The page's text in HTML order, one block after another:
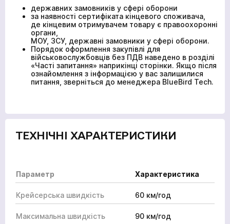
державних замовників у сфері оборони
за наявності сертифіката кінцевого споживача,
де кінцевим отримувачем товару є правоохоронні
органи,
МОУ, ЗСУ, державні замовники у сфері оборони.
Порядок оформлення закупівлі для
військовослужбовців без ПДВ наведено в розділі
«Часті запитання» наприкінці сторінки. Якщо після
ознайомлення з інформацією у вас залишилися
питання, зверніться до менеджера BlueBird Tech.
ТЕХНІЧНІ ХАРАКТЕРИСТИКИ
Параметр Характеристика
Крейсерська швидкість 60 км/год
Максимальна швидкість 90 км/год